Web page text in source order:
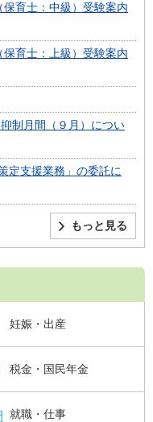
育士：中級）受験案内
育士：上級）受験案内
制月間（９月）につい
定支援業務」の委託に
もっと見る
妊娠・出産
税金・国民年金
就職・仕事